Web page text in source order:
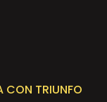
CON TRIUNFO